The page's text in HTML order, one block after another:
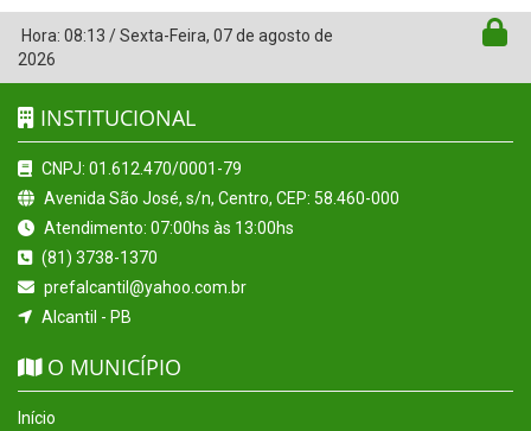
Hora: 08:13 /Sexta-Feira, 07 de agosto de
2026
INSTITUCIONAL
CNPJ: 01.612.470/0001-79
Avenida São José, s/n, Centro, CEP: 58.460-000
Atendimento: 07:00hs às 13:00hs
(81) 3738-1370
prefalcantil@yahoo.com.br
Alcantil - PB
O MUNICÍPIO
Início